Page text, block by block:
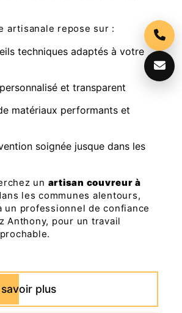
artisanale repose sur :
techniques adaptés à votre
et transparent
matériaux performants et
soignée jusque dans les
un artisan couvreur à
les communes alentours,
un professionnel de confiance
Anthony, pour un travail
plus